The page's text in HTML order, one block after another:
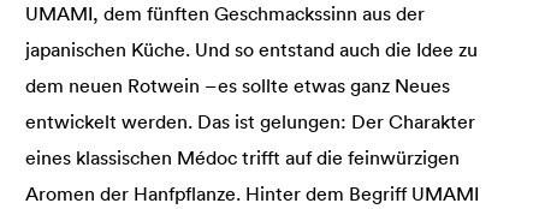
UMAMI, dem fünften Geschmackssinn aus der
japanischen Küche. Und so entstand auch die Idee zu
dem neuen Rotwein – es sollte etwas ganz Neues
entwickelt werden. Das ist gelungen: Der Charakter
eines klassischen Médoc trifft auf die feinwürzigen
Aromen der Hanfpflanze. Hinter dem Begriff UMAMI